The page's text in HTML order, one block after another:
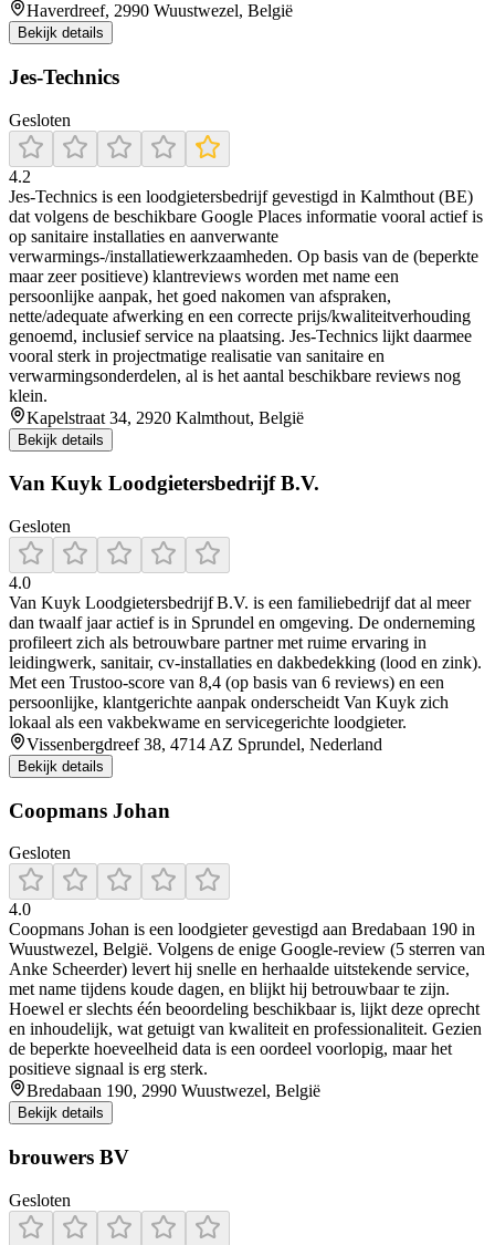
Haverdreef, 2990 Wuustwezel, België
Bekijk details
Jes-Technics
Gesloten
4.2
Jes-Technics is een loodgietersbedrijf gevestigd in Kalmthout (BE)
dat volgens de beschikbare Google Places informatie vooral actief is
op sanitaire installaties en aanverwante
verwarmings-/installatiewerkzaamheden. Op basis van de (beperkte
maar zeer positieve) klantreviews worden met name een
persoonlijke aanpak, het goed nakomen van afspraken,
nette/adequate afwerking en een correcte prijs/kwaliteitverhouding
genoemd, inclusief service na plaatsing. Jes-Technics lijkt daarmee
vooral sterk in projectmatige realisatie van sanitaire en
verwarmingsonderdelen, al is het aantal beschikbare reviews nog
klein.
Kapelstraat 34, 2920 Kalmthout, België
Bekijk details
Van Kuyk Loodgietersbedrijf B.V.
Gesloten
4.0
Van Kuyk Loodgietersbedrijf B.V. is een familiebedrijf dat al meer
dan twaalf jaar actief is in Sprundel en omgeving. De onderneming
profileert zich als betrouwbare partner met ruime ervaring in
leidingwerk, sanitair, cv-installaties en dakbedekking (lood en zink).
Met een Trustoo-score van 8,4 (op basis van 6 reviews) en een
persoonlijke, klantgerichte aanpak onderscheidt Van Kuyk zich
lokaal als een vakbekwame en servicegerichte loodgieter.
Vissenbergdreef 38, 4714 AZ Sprundel, Nederland
Bekijk details
Coopmans Johan
Gesloten
4.0
Coopmans Johan is een loodgieter gevestigd aan Bredabaan 190 in
Wuustwezel, België. Volgens de enige Google‑review (5 sterren van
Anke Scheerder) levert hij snelle en herhaalde uitstekende service,
met name tijdens koude dagen, en blijkt hij betrouwbaar te zijn.
Hoewel er slechts één beoordeling beschikbaar is, lijkt deze oprecht
en inhoudelijk, wat getuigt van kwaliteit en professionaliteit. Gezien
de beperkte hoeveelheid data is een oordeel voorlopig, maar het
positieve signaal is erg sterk.
Bredabaan 190, 2990 Wuustwezel, België
Bekijk details
brouwers BV
Gesloten